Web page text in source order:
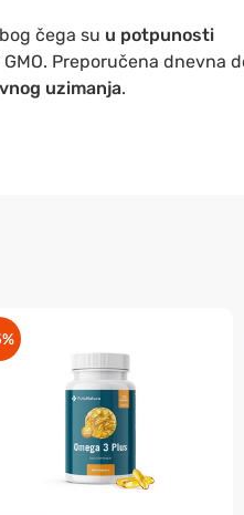
čega su u potpunosti
Preporučena dnevna
uzimanja.